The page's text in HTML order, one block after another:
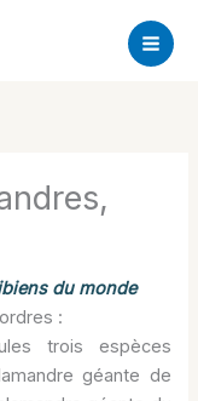
du monde
:
trois espèces
géante de